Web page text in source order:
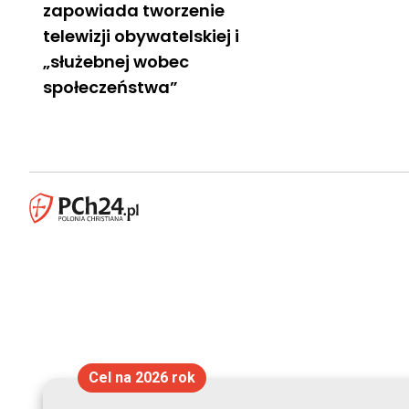
zapowiada tworzenie
telewizji obywatelskiej i
„służebnej wobec
społeczeństwa”
Cel na 2026 rok